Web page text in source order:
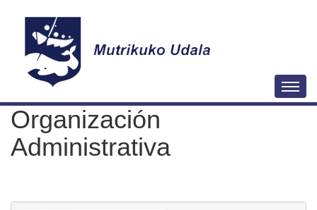
a
Organización
Administrativa